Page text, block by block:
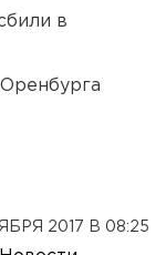
в
2017 В 08:25